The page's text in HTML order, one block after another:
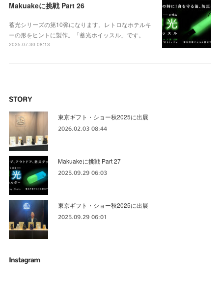
Makuakeに挑戦 Part 26
蓄光シリーズの第10弾になります。レトロなホテルキ
ーの形をヒントに製作。「蓄光ホイッスル」です。
2025.07.30 08:13
STORY
東京ギフト・ショー秋2025に出展
2026.02.03 08:44
Makuakeに挑戦 Part 27
2025.09.29 06:03
東京ギフト・ショー秋2025に出展
2025.09.29 06:01
Instagram